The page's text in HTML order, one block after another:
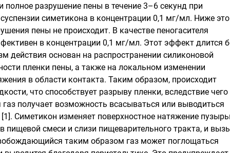
полное разрушение пены в течение 3–6 секунд при
симетикона в концентрации 0,1 мг/мл. Ниже
пены не происходит. В качестве пеногасителя
в концентрации 0,1 мг/мл. Этот эффект длится
действия основан на распространении силиконовой
пленки пены, а также на локальном изменении
в области контакта. Таким образом, происходит
что способствует разрыву пленки, вследствие чего
получает возможность всасываться или выводиться
Симетикон изменяет поверхностное натяжение
пищевой смеси и слизи пищеварительного тракта, и
таким образом газ может поглощаться